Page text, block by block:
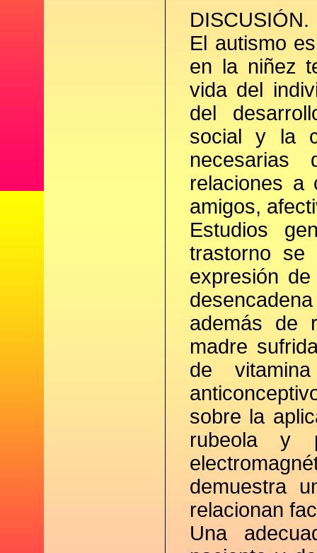
DISCUSIÓN.
El autismo
en la niñez
vida del
del
social y la
necesarias
relaciones a
amigos,
Estudios
trastorno se
expresión
además de
madre
de
sobre la
rubeola y
demuestra
relacionan
Una